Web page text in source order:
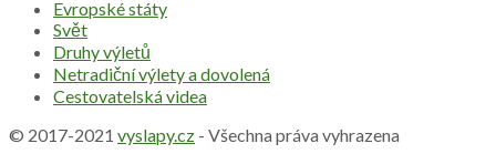
Evropské státy
Svět
Druhy výletů
Netradiční výlety a dovolená
Cestovatelská videa
© 2017-2021 vyslapy.cz - Všechna práva vyhrazena